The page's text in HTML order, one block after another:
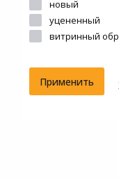
новый
уцененный
витринный
Применить
40Вт
Bicchiere
о...
Системы
видеонаблюдения
Уцененные товары